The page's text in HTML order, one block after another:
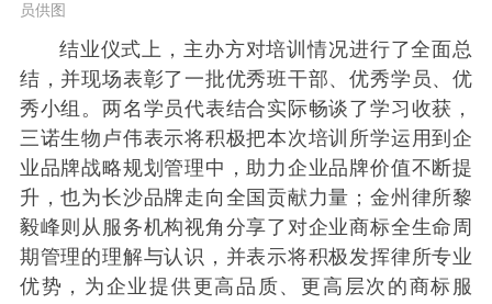
员供图
结业仪式上，主办方对培训情况进行了全面总
结，并现场表彰了一批优秀班干部、优秀学员、优
秀小组。两名学员代表结合实际畅谈了学习收获，
三诺生物卢伟表示将积极把本次培训所学运用到企
业品牌战略规划管理中，助力企业品牌价值不断提
升，也为长沙品牌走向全国贡献力量；金州律所黎
毅峰则从服务机构视角分享了对企业商标全生命周
期管理的理解与认识，并表示将积极发挥律所专业
优势，为企业提供更高品质、更高层次的商标服